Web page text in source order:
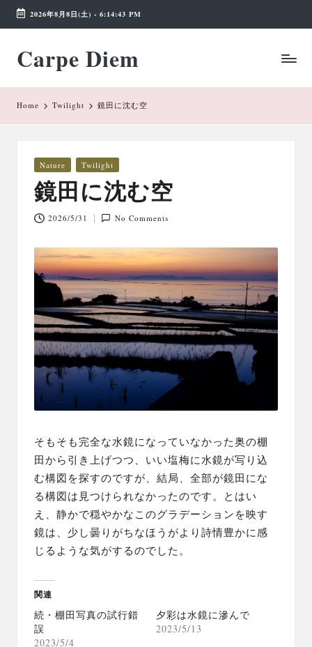
Skip
content
2026年8月8日(土) - 6:14:43 PM
Carpe Diem
Weekend
Wonderland
Home Twilight 鏡田に沈む空
Posted
Nature Twilight
鏡田に沈む空
2026/5/31 No Comments
そもそも完全な水鏡になっていなかった奥の棚
田から引き上げつつ、いい塩梅に水鏡が写り込
む構図を探すのですが、結局、全部が鏡田にな
る構図は見つけられなかったのです。とはい
え、静かで穏やかなこのグラデーションを映す
鏡は、少し曇りがちなほうがより詩情豊かに感
じるような気がするのでした。
関連
続・棚田写真の試行錯
誤
2023/5/4
夕彩は水鏡に滲んで
2023/5/13